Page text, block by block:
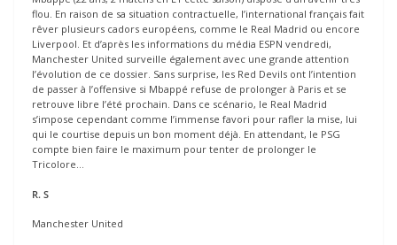
flou. En raison de sa situation contractuelle, l’international français fait
rêver plusieurs cadors européens, comme le Real Madrid ou encore
Liverpool. Et d’après les informations du média ESPN vendredi,
Manchester United surveille également avec une grande attention
l’évolution de ce dossier. Sans surprise, les Red Devils ont l’intention
de passer à l’offensive si Mbappé refuse de prolonger à Paris et se
retrouve libre l’été prochain. Dans ce scénario, le Real Madrid
s’impose cependant comme l’immense favori pour rafler la mise, lui
qui le courtise depuis un bon moment déjà. En attendant, le PSG
compte bien faire le maximum pour tenter de prolonger le
Tricolore…
R. S
Manchester United